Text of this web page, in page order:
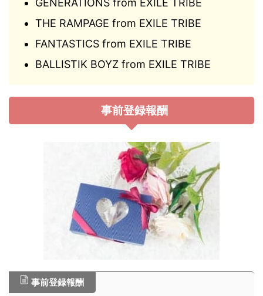
GENERATIONS from EXILE TRIBE
THE RAMPAGE from EXILE TRIBE
FANTASTICS from EXILE TRIBE
BALLISTIK BOYZ from EXILE TRIBE
事前登録報酬
事前登録報酬